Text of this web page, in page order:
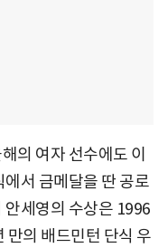
의 여자 선수에도 이
서 금메달을 딴 공로
안세영의 수상은 1996
만의 배드민턴 단식 우